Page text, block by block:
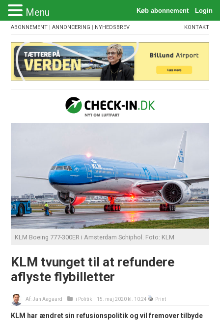
ABONNEMENT |ANNONCERING | NYHEDSBREV KONTAKT
KLM Boeing 777-300ER i Amsterdam Schiphol. Foto: KLM
KLM tvunget til at refundere
aflyste flybilletter
Af:Jan Aagaard i Politik 15. maj 2020 kl. 10:24 Print
KLM har ændret sin refusionspolitik og vil fremover tilbyde
Menu